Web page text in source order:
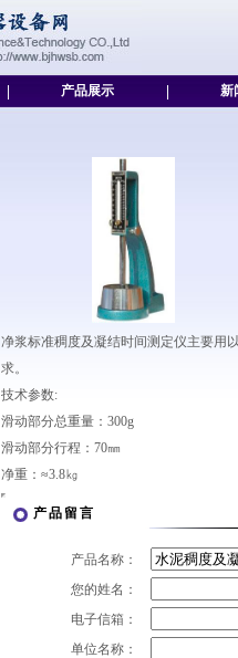
产品展示 新
净浆标准稠度及凝结时间测定仪主要用
求。
技术参数:
滑动部分总重量：300g
滑动部分行程：70㎜
净重：≈3.8㎏
产品留言
产品名称：
您的姓名：
电子信箱：
单位名称：